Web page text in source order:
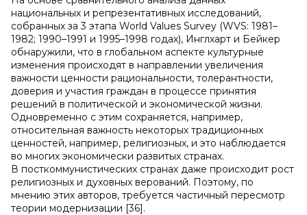
национальных и репрезентативных исследований,
собранных за 3 этапа World Values Survey (WVS: 1981–
1982; 1990–1991 и 1995–1998 годах), Инглхарт и Бейкер
обнаружили, что в глобальном аспекте культурные
изменения происходят в направлении увеличения
важности ценности рациональности, толерантности,
доверия и участия граждан в процессе принятия
решений в политической и экономической жизни.
Одновременно с этим сохраняется, например,
относительная важность некоторых традиционных
ценностей, например, религиозных, и это наблюдается
во многих экономически развитых странах.
В посткоммунистических странах даже происходит рост
религиозных и духовных верований. Поэтому, по
мнению этих авторов, требуется частичный пересмотр
теории модернизации [36].